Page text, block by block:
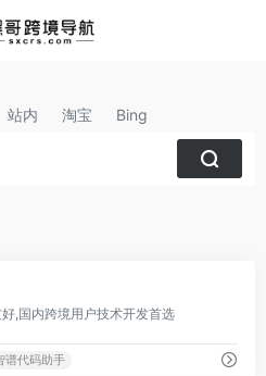
站内 淘宝 Bing
,国内跨境用户技术开发首选
谱代码助手